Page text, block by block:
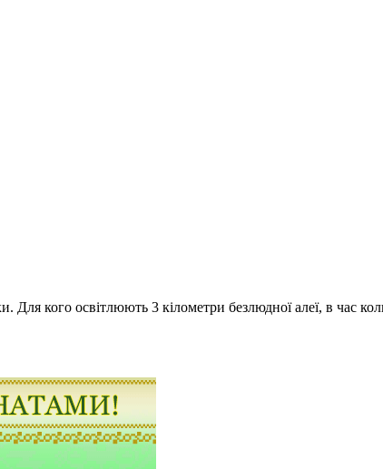
кого освітлюють 3 кілометри безлюдної алеї, в час